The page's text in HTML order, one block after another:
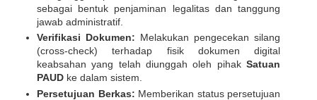
sebagai bentuk penjaminan legalitas dan tanggung
jawab administratif.
Verifikasi Dokumen: Melakukan pengecekan silang
(cross-check) terhadap fisik dokumen digital
keabsahan yang telah diunggah oleh pihak Satuan
PAUD ke dalam sistem.
Persetujuan Berkas: Memberikan status persetujuan